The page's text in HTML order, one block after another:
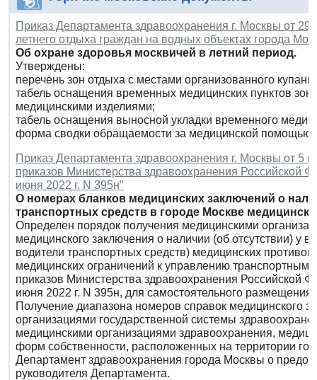
Приказ Департамента здравоохранения г. Москвы от
летнего отдыха граждан на водных объектах города
Об охране здоровья москвичей в летний период.
Утверждены:
перечень зон отдыха с местами организованного
табель оснащения временных медицинских пунктов
медицинскими изделиями;
табель оснащения выносной укладки временного
форма сводки обращаемости за медицинской помощью
Приказ Департамента здравоохранения г. Москвы от 5
приказов Министерства здравоохранения Российской
июня 2022 г. N 395н"
О номерах бланков медицинских заключений о
транспортных средств в городе Москве
Определен порядок получения медицинскими
медицинского заключения о наличии (об отсутствии) у
водители транспортных средств) медицинских
медицинских ограничений к управлению
приказов Министерства здравоохранения Российской
июня 2022 г. N 395н, для самостоятельного размещения
Получение диапазона номеров справок медицинского
организациями государственной системы
медицинскими организациями здравоохранения,
форм собственности, расположенных на территории
Департамент здравоохранения города Москвы о
руководителя Департамента.